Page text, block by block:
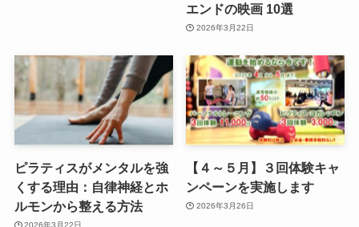
エンドの映画 10選
2026年3月22日
ピラティスがメンタルを強
くする理由：自律神経とホ
ルモンから整える方法
【４～５月】３回体験キャ
ンペーンを実施します
2026年3月26日